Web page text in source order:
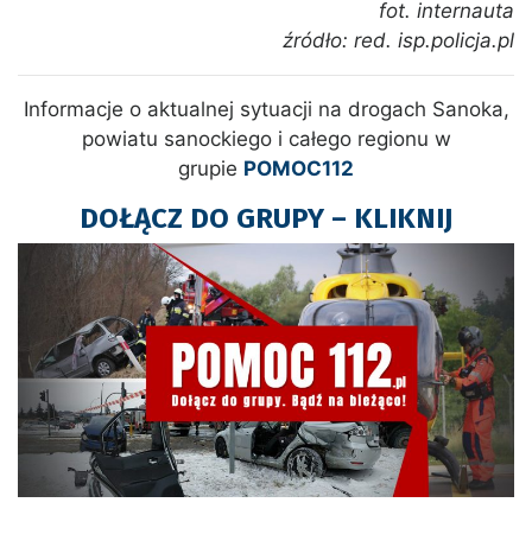
fot. internauta
źródło: red. isp.policja.pl
Informacje o aktualnej sytuacji na drogach Sanoka,
powiatu sanockiego i całego regionu w
grupie POMOC112
DOŁĄCZ DO GRUPY – KLIKNIJ